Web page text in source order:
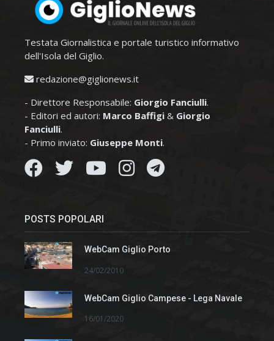
Testata Giornalistica e portale turistico informativo
dell'Isola del Giglio.
redazione@giglionews.it
- Direttore Responsabile: Giorgio Fanciulli.
- Editori ed autori: Marco Baffigi & Giorgio
Fanciulli.
- Primo inviato: Giuseppe Monti.
POSTS POPOLARI
WebCam Giglio Porto
24/02/2010
WebCam Giglio Campese - Lega Navale
16/01/2020